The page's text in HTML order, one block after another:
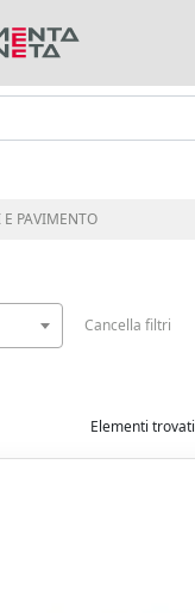
PAVIMENTO
Cancella filtri
Elementi trovati